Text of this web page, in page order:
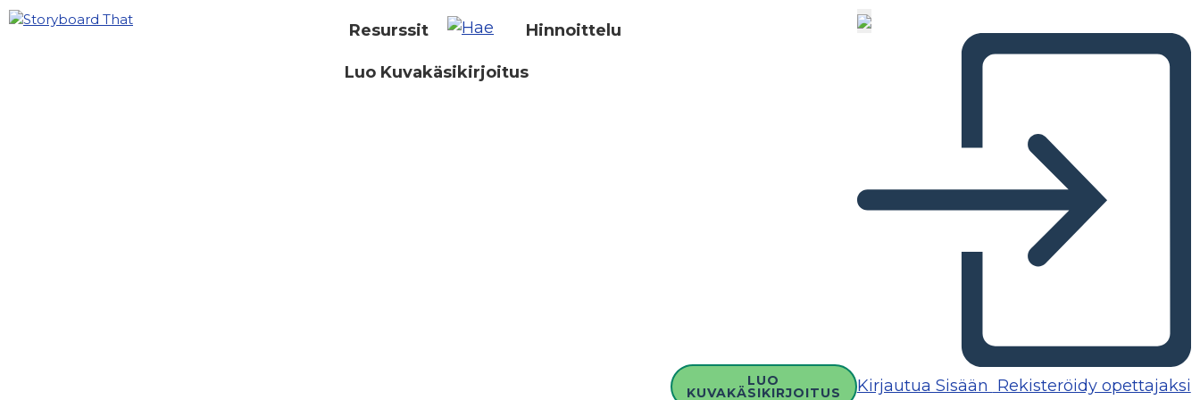
Resurssit Hinnoittelu
Luo Kuvakäsikirjoitus
LUO
KUVAKÄSIKIRJOITUS Kirjautua Sisään Rekisteröidy opettajaksi